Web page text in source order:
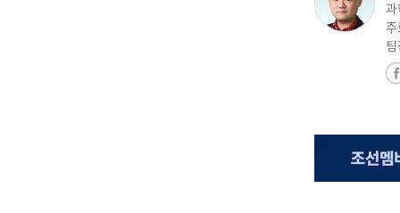
과
주